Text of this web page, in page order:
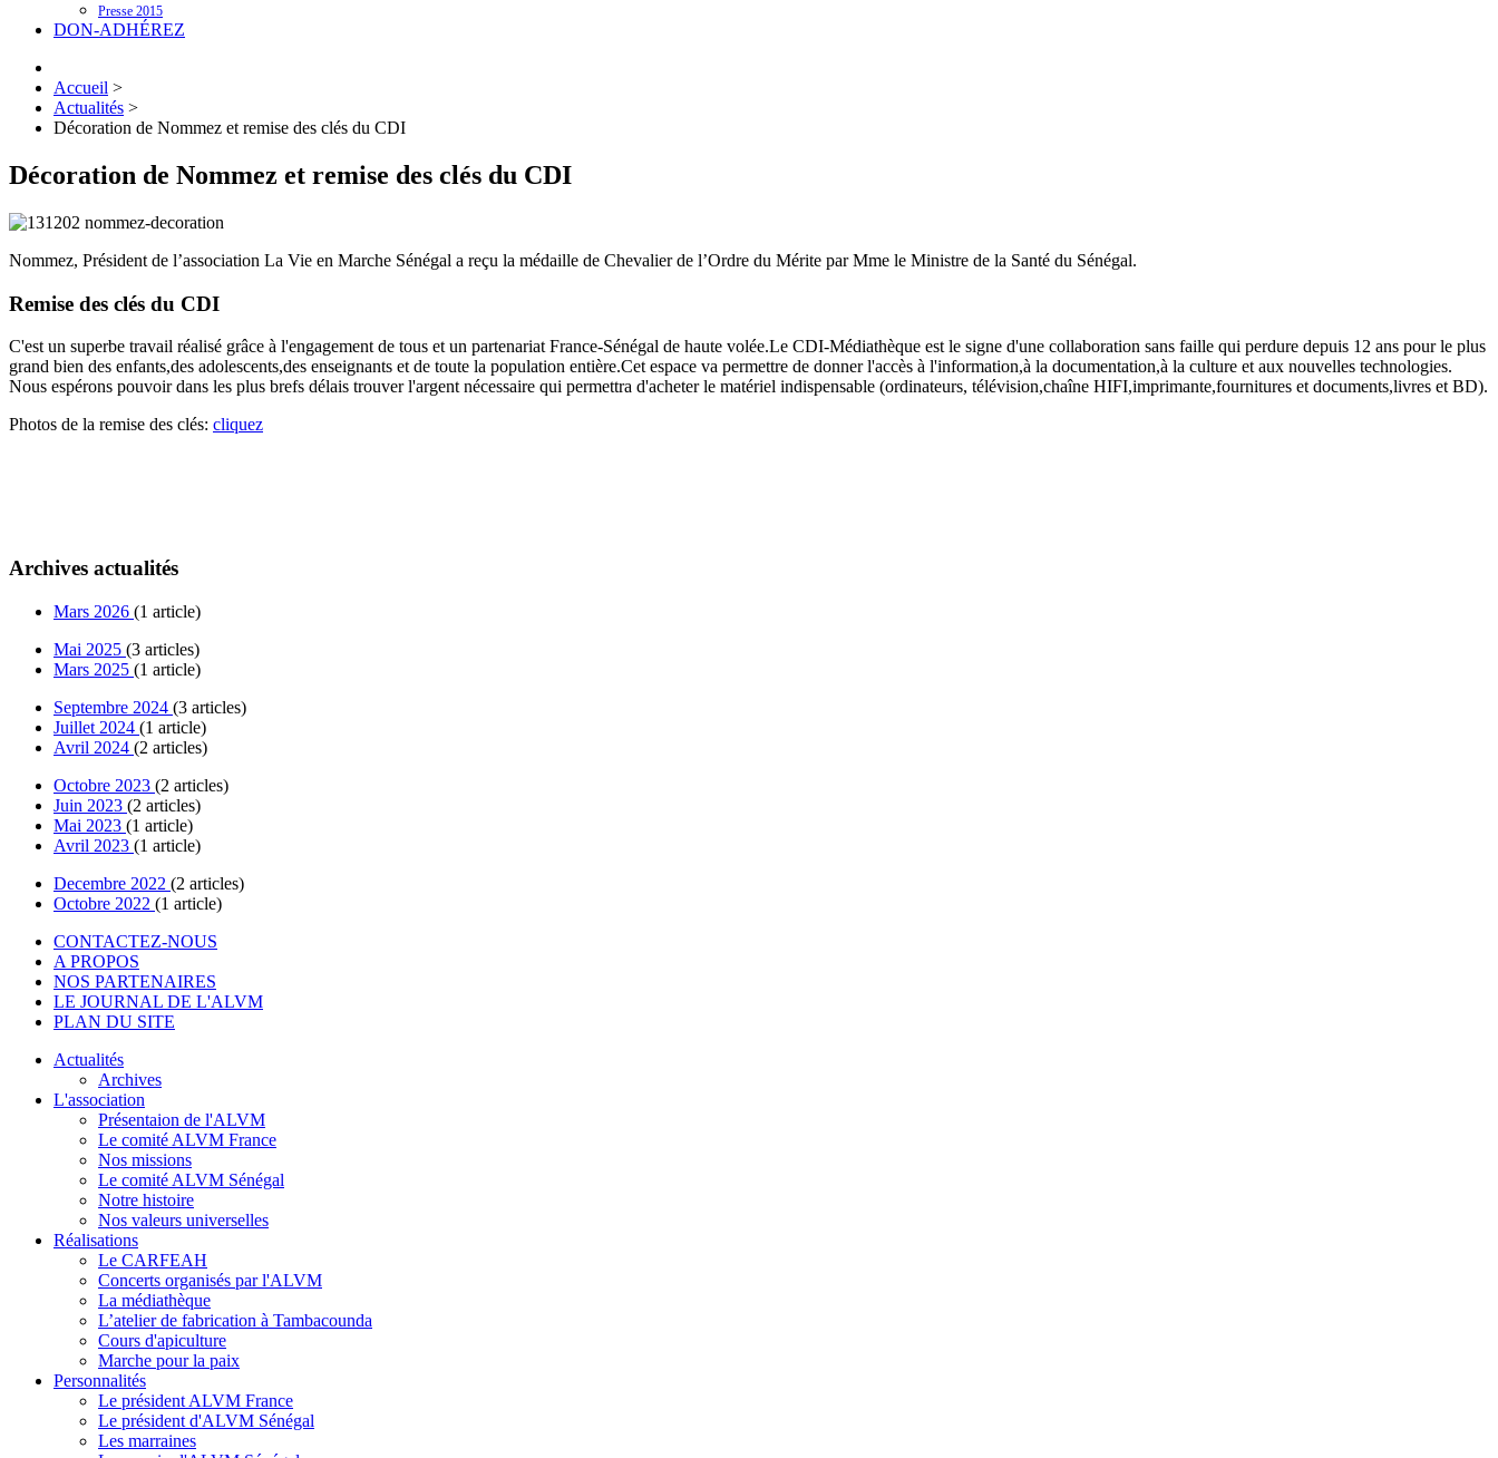
Presse 2015
DON-ADHÉREZ
Accueil >
Actualités >
Décoration de Nommez et remise des clés du CDI
Décoration de Nommez et remise des clés du CDI
Nommez, Président de l’association La Vie en Marche Sénégal a reçu la médaille de Chevalier de l’Ordre du Mérite par Mme le Ministre de la Santé du Sénégal.
Remise des clés du CDI
C'est un superbe travail réalisé grâce à l'engagement de tous et un partenariat France-Sénégal de haute volée.Le CDI-Médiathèque est le signe d'une collaboration sans faille qui perdure depuis 12 ans pour le plus
grand bien des enfants,des adolescents,des enseignants et de toute la population entière.Cet espace va permettre de donner l'accès à l'information,à la documentation,à la culture et aux nouvelles technologies.
Nous espérons pouvoir dans les plus brefs délais trouver l'argent nécessaire qui permettra d'acheter le matériel indispensable (ordinateurs, télévision,chaîne HIFI,imprimante,fournitures et documents,livres et BD).
Photos de la remise des clés: cliquez
Archives actualités
Mars 2026 (1 article)
Mai 2025 (3 articles)
Mars 2025 (1 article)
Septembre 2024 (3 articles)
Juillet 2024 (1 article)
Avril 2024 (2 articles)
Octobre 2023 (2 articles)
Juin 2023 (2 articles)
Mai 2023 (1 article)
Avril 2023 (1 article)
Decembre 2022 (2 articles)
Octobre 2022 (1 article)
CONTACTEZ-NOUS
A PROPOS
NOS PARTENAIRES
LE JOURNAL DE L'ALVM
PLAN DU SITE
Actualités
Archives
L'association
Présentaion de l'ALVM
Le comité ALVM France
Nos missions
Le comité ALVM Sénégal
Notre histoire
Nos valeurs universelles
Réalisations
Le CARFEAH
Concerts organisés par l'ALVM
La médiathèque
L’atelier de fabrication à Tambacounda
Cours d'apiculture
Marche pour la paix
Personnalités
Le président ALVM France
Le président d'ALVM Sénégal
Les marraines